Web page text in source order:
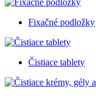
Fixačné podložky
Čistiace tablety